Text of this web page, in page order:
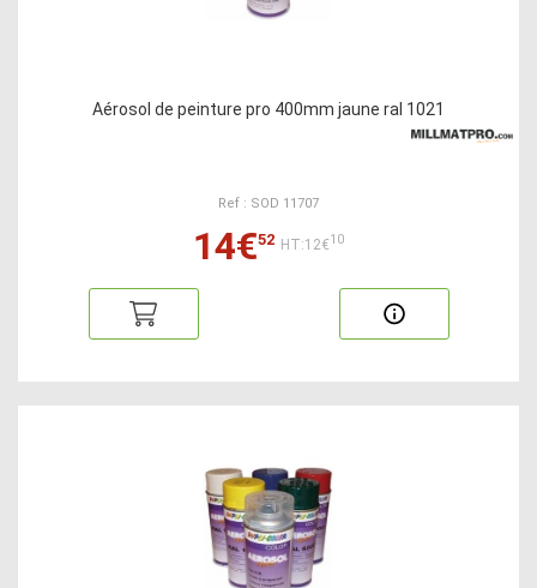
Aérosol de peinture pro 400mm jaune ral 1021
Ref : SOD 11707
14€52 HT:12€10